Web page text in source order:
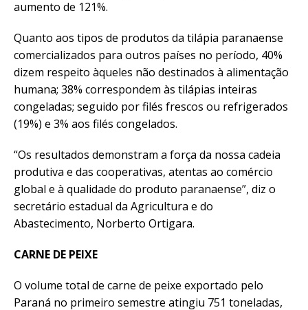
aumento de 121%.
Quanto aos tipos de produtos da tilápia paranaense
comercializados para outros países no período, 40%
dizem respeito àqueles não destinados à alimentação
humana; 38% correspondem às tilápias inteiras
congeladas; seguido por filés frescos ou refrigerados
(19%) e 3% aos filés congelados.
“Os resultados demonstram a força da nossa cadeia
produtiva e das cooperativas, atentas ao comércio
global e à qualidade do produto paranaense”, diz o
secretário estadual da Agricultura e do
Abastecimento, Norberto Ortigara.
CARNE DE PEIXE
O volume total de carne de peixe exportado pelo
Paraná no primeiro semestre atingiu 751 toneladas,